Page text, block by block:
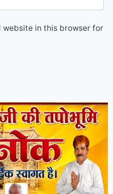
website in this browser for